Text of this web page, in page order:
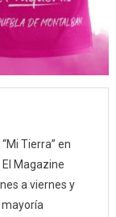
Tierra” en
Magazine
a viernes y